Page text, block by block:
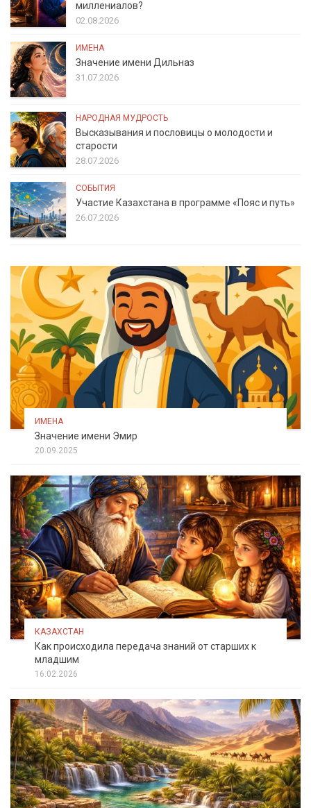
миллениалов?
02.08.2026
ИМЕНА
Значение имени Дильназ
31.07.2026
НАРОДНАЯ МУДРОСТЬ
Высказывания и пословицы о молодости и
старости
28.07.2026
СОБЫТИЯ
Участие Казахстана в программе «Пояс и путь»
26.07.2026
ИМЕНА
Значение имени Эмир
20.09.2025
КАЗАХСТАН
Как происходила передача знаний от старших к
младшим
16.02.2026